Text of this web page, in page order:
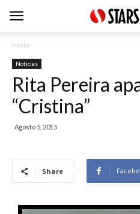
Inicio
Noticias
Rita Pereira
“Cristina”
Agosto 5, 2015
Share